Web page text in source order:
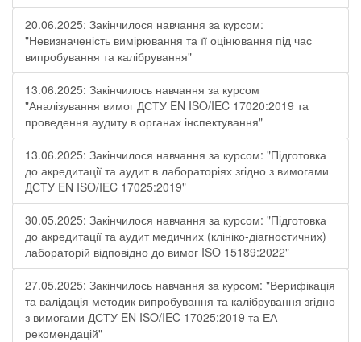
20.06.2025: Закінчилося навчання за курсом:
"Невизначеність вимірювання та її оцінювання під час
випробування та калібрування"
13.06.2025: Закінчилось навчання за курсом
"Аналізування вимог ДСТУ EN ISO/IEC 17020:2019 та
проведення аудиту в органах інспектування"
13.06.2025: Закінчилося навчання за курсом: "Підготовка
до акредитації та аудит в лабораторіях згідно з вимогами
ДСТУ EN ISO/IEC 17025:2019"
30.05.2025: Закінчилося навчання за курсом: "Підготовка
до акредитації та аудит медичних (клініко-діагностичних)
лабораторій відповідно до вимог ISO 15189:2022"
27.05.2025: Закінчилось навчання за курсом: "Верифікація
та валідація методик випробування та калібрування згідно
з вимогами ДСТУ EN ISO/IEC 17025:2019 та ЕА-
рекомендацій"